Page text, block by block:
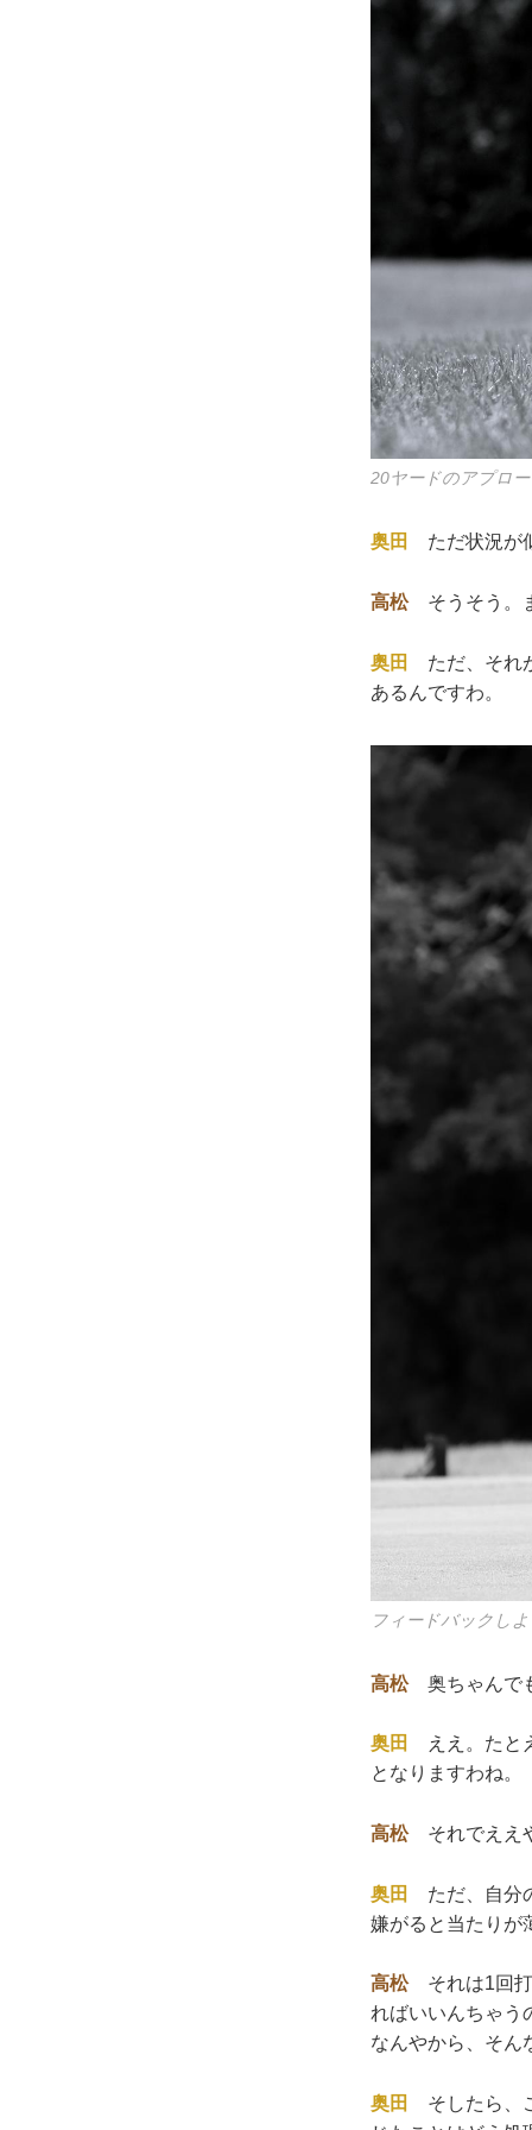
20ヤードのアプロ
奥田 ただ状況が
高松そうそう。
奥田
ただ、それ
あるんですわ。
フィードバックし
高松奥ちゃんで
奥田
ええ。たと
となりますわね。
高松それでええ
奥田
ただ、自分
嫌がると当たりが
高松それは1回打
ればいいんちゃう
なんやから、そん
奥田
そしたら、